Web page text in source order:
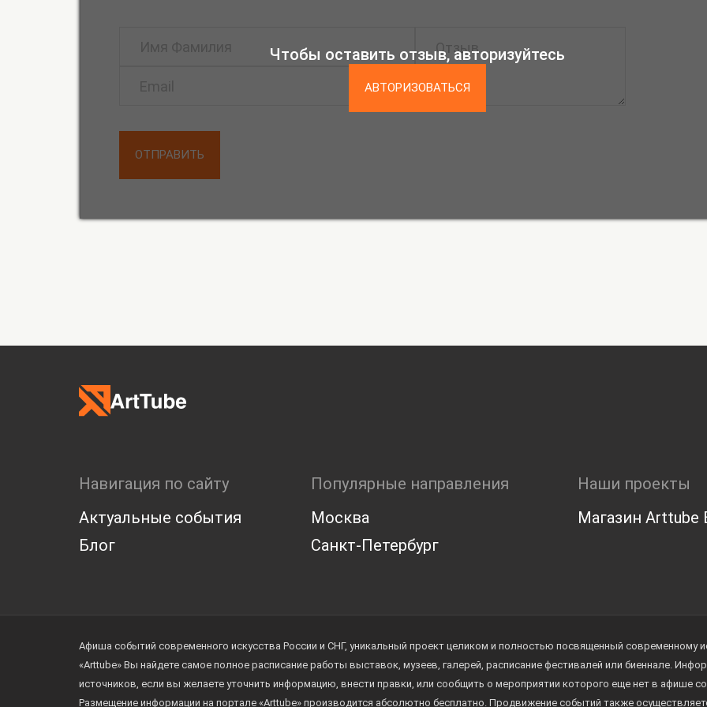
Чтобы оставить отзыв, авторизуйтесь
АВТОРИЗОВАТЬСЯ
ОТПРАВИТЬ
Навигация по сайту
Актуальные события
Блог
Популярные направления
Москва
Санкт-Петербург
Наши проекты
Магазин Arttube
Афиша событий современного искусства России и СНГ, уникальный проект целиком и полностью посвященный современному
«Arttube» Вы найдете самое полное расписание работы выставок, музеев, галерей, расписание фестивалей или биеннале.
источников, если вы желаете уточнить информацию, внести правки, или сообщить о мероприятии которого еще нет в афише
Размещение информации на портале «Arttube» производится абсолютно бесплатно. Продвижение событий также